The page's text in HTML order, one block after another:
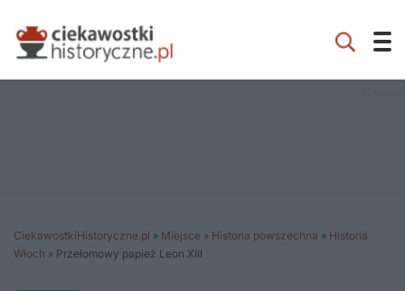
CiekawostkiHistoryczne.pl » Miejsce » Historia powszechna » Historia
Włoch » Przełomowy papież Leon XIII